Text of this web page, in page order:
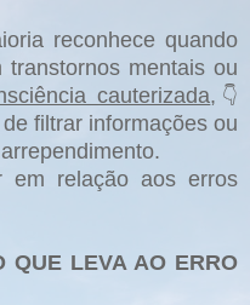
reconhece quando
mentais ou
cauterizada, 👇
filtrar informações ou
em relação aos erros
QUE LEVA AO ERRO